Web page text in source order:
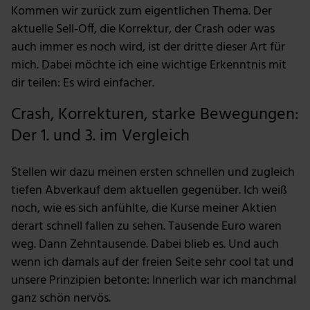
Kommen wir zurück zum eigentlichen Thema. Der
aktuelle Sell-Off, die Korrektur, der Crash oder was
auch immer es noch wird, ist der dritte dieser Art für
mich. Dabei möchte ich eine wichtige Erkenntnis mit
dir teilen: Es wird einfacher.
Crash, Korrekturen, starke Bewegungen:
Der 1. und 3. im Vergleich
Stellen wir dazu meinen ersten schnellen und zugleich
tiefen Abverkauf dem aktuellen gegenüber. Ich weiß
noch, wie es sich anfühlte, die Kurse meiner Aktien
derart schnell fallen zu sehen. Tausende Euro waren
weg. Dann Zehntausende. Dabei blieb es. Und auch
wenn ich damals auf der freien Seite sehr cool tat und
unsere Prinzipien betonte: Innerlich war ich manchmal
ganz schön nervös.